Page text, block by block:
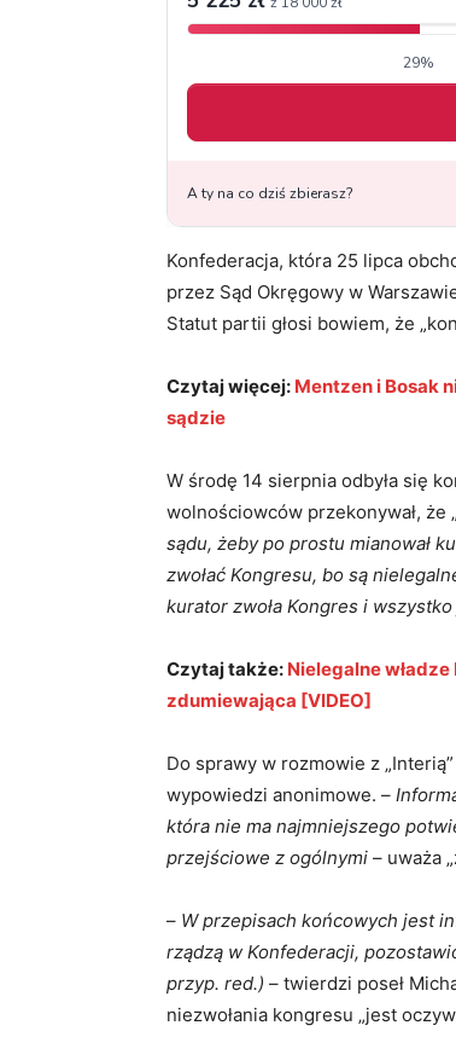
Konfederacja, która 25 lipca
przez Sąd Okręgowy w
Statut partii głosi bowiem, że
Czytaj więcej: Mentzen i Bosak
sądzie
W środę 14 sierpnia odbyła się
wolnościowców przekonywał, że
sądu, żeby po prostu mianował
zwołać Kongresu, bo są
kurator zwoła Kongres i
Czytaj także: Nielegalne
zdumiewająca [VIDEO]
Do sprawy w rozmowie z
wypowiedzi anonimowe. –
która nie ma najmniejszego
przejściowe z ogólnymi – uważa
– W przepisach końcowych jest
rządzą w Konfederacji,
przyp. red.) – twierdzi poseł
niezwołania kongresu „jest